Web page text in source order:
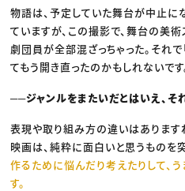
物語は、予定していた舞台が中止に
ていますが、この撮影で、舞台の美
劇団員が全部混ざっちゃった。それ
てもう開き直ったのかもしれないです
──ジャンルをまたいだとはいえ、そ
表現や取り組み方の違いはあります
映画は、純粋に面白いと思うものを
作るために悩んだり考えたりして、
す。